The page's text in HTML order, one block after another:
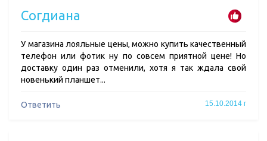
Согдиана
У магазина лояльные цены, можно купить качественный
телефон или фотик ну по совсем приятной цене! Но
доставку один раз отменили, хотя я так ждала свой
новенький планшет...
Ответить 15.10.2014 г